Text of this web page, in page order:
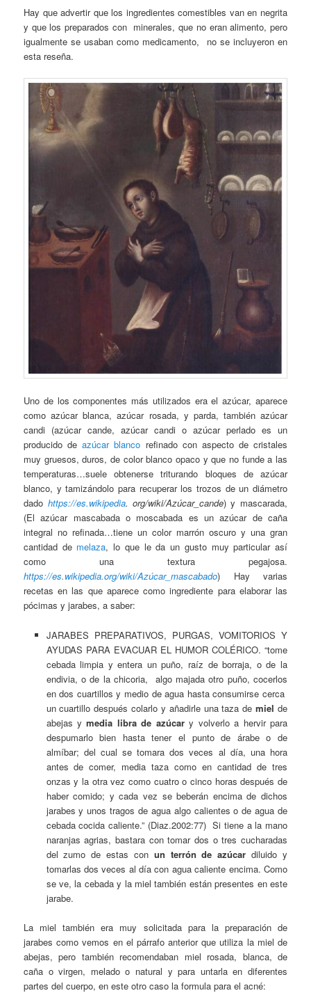
Hay que advertir que los ingredientes comestibles van en negrita
y que los preparados con minerales, que no eran alimento, pero
igualmente se usaban como medicamento, no se incluyeron en
esta reseña.
Uno de los componentes más utilizados era el azúcar, aparece
como azúcar blanca, azúcar rosada, y parda, también azúcar
candi (azúcar cande, azúcar candi o azúcar perlado es un
producido deazúcar blanco refinado con aspecto de cristales
muy gruesos, duros, de color blanco opaco y que no funde a las
temperaturas…suele obtenerse triturando bloques de azúcar
blanco, y tamizándolo para recuperar los trozos de un diámetro
dado https://es.wikipedia. org/wiki/Azúcar_cande) y mascarada,
(El azúcar mascabada o moscabada es un azúcar de caña
integral no refinada…tiene un color marrón oscuro y una gran
cantidad de melaza, lo que le da un gusto muy particular así
como una textura pegajosa.
https://es.wikipedia.org/wiki/Azúcar_mascabado) Hay varias
recetas en las que aparece como ingrediente para elaborar las
pócimas y jarabes, a saber:
JARABES PREPARATIVOS, PURGAS, VOMITORIOS Y
AYUDAS PARA EVACUAR EL HUMOR COLÉRICO. “tome
cebada limpia y entera un puño, raíz de borraja, o de la
endivia, o de la chicoria, algo majada otro puño, cocerlos
en dos cuartillos y medio de agua hasta consumirse cerca
un cuartillo después colarlo y añadirle una taza demiel de
abejas ymedia libra de azúcary volverlo a hervir para
despumarlo bien hasta tener el punto de árabe o de
almíbar; del cual se tomara dos veces al día, una hora
antes de comer, media taza como en cantidad de tres
onzas y la otra vez como cuatro o cinco horas después de
haber comido; y cada vez se beberán encima de dichos
jarabes y unos tragos de agua algo calientes o de agua de
cebada cocida caliente.” (Diaz.2002:77) Si tiene a la mano
naranjas agrias, bastara con tomar dos o tres cucharadas
del zumo de estas con un terrón de azúcardiluido y
tomarlas dos veces al día con agua caliente encima. Como
se ve, la cebada y la miel también están presentes en este
jarabe.
La miel también era muy solicitada para la preparación de
jarabes como vemos en el párrafo anterior que utiliza la miel de
abejas, pero también recomendaban miel rosada, blanca, de
caña o virgen, melado o natural y para untarla en diferentes
partes del cuerpo, en este otro caso la formula para el acné: